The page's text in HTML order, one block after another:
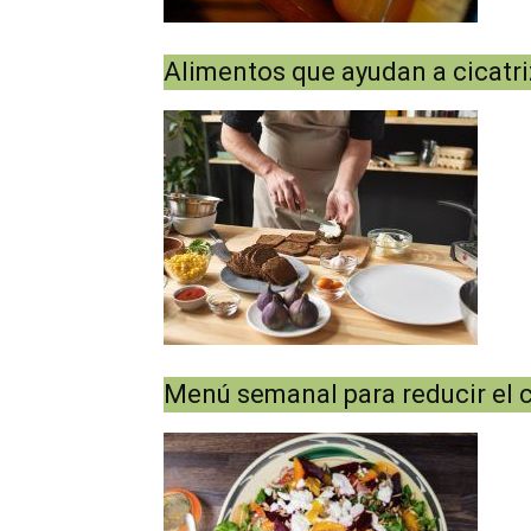
Alimentos que ayudan a
Menú semanal para reducir el